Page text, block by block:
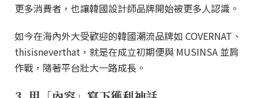
更多消費者，也讓韓國設計師品牌開始被更多人認識。
如今在海內外大受歡迎的韓國潮流品牌如 COVERNAT、
thisisneverthat，就是在成立初期便與 MUSINSA 並肩
作戰，隨著平台壯大一路成長。